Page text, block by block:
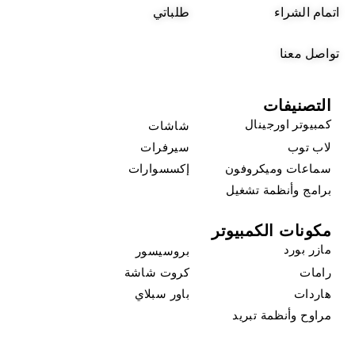
اتمام الشراء طلباتي
تواصل معنا
التصنيفات
كمبيوتر اورجينال
شاشات
لاب توب
سيرفرات
سماعات وميكروفون
إكسسوارات
برامج وأنظمة تشغيل
مكونات الكمبيوتر
مازر بورد
بروسيسور
رامات
كروت شاشة
هاردات
باور سبلاي
مراوح وأنظمة تبريد